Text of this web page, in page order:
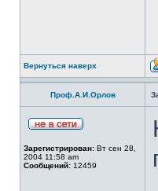
Вернуться наверх
Проф.А.И.Орлов
Зарегистрирован: Вт сен 28,
2004 11:58 am
Сообщений: 12459